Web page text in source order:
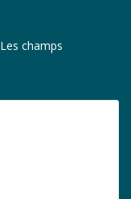
Les champs